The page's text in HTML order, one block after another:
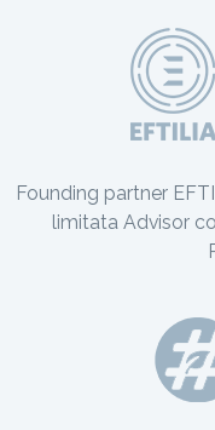
Founding partner
limitata Advisor